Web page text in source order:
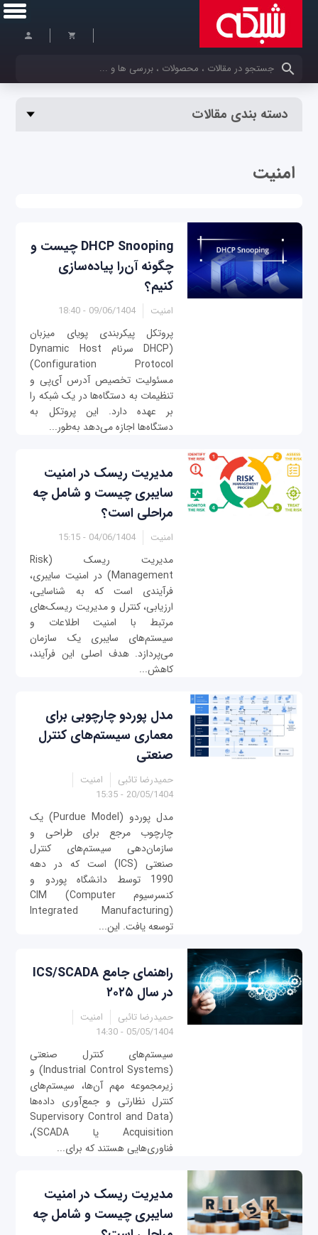
کلمات کلیدی خود را وارد کنید
دسته بندی مقالات
امنیت
DHCP Snooping چیست و
چگونه آن‌را پیاده‌سازی
کنیم؟
امنیت 09/06/1404 - 18:40
پروتکل پیکربندی پویای میزبان
(DHCP سرنام Dynamic Host
Configuration Protocol)
مسئولیت تخصیص آدرس آی‌پی و
تنظیمات به دستگاه‌ها در یک شبکه را
بر عهده دارد. این پروتکل به
دستگاه‌ها اجازه می‌دهد به‌طور...
مدیریت ریسک در امنیت
سایبری چیست و شامل چه
مراحلی است؟
امنیت 04/06/1404 - 15:15
مدیریت ریسک (Risk
Management) در امنیت سایبری،
فرآیندی است که به شناسایی،
ارزیابی، کنترل و مدیریت ریسک‌های
مرتبط با امنیت اطلاعات و
سیستم‌های سایبری یک سازمان
می‌پردازد. هدف اصلی این فرآیند،
کاهش...
مدل پوردو چارچوبی برای
معماری سیستم‌های کنترل
صنعتی
حمیدرضا تائبی
امنیت
20/05/1404 - 15:35
مدل پوردو (Purdue Model) یک
چارچوب مرجع برای طراحی و
سازمان‌دهی سیستم‌های کنترل
صنعتی (ICS) است که در دهه
1990 توسط دانشگاه پوردو و
کنسرسیوم CIM (Computer
Integrated Manufacturing)
توسعه یافت. این...
راهنمای جامع ICS/SCADA
در سال ۲۰۲۵
حمیدرضا تائبی
امنیت
05/05/1404 - 14:30
سیستم‌های کنترل صنعتی
(Industrial Control Systems) و
زیرمجموعه مهم آن‌ها، سیستم‌های
کنترل نظارتی و جمع‌آوری داده‌ها
(Supervisory Control and Data
Acquisition یا SCADA)،
فناوری‌هایی هستند که برای...
مدیریت ریسک در امنیت
سایبری چیست و شامل چه